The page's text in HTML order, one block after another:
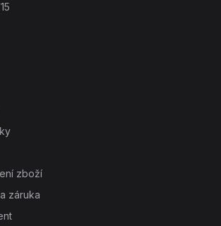
zboží
záruka